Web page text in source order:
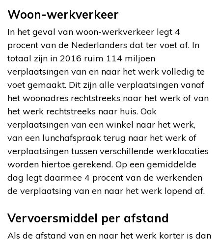
Woon-werkverkeer
In het geval van woon-werkverkeer legt 4
procent van de Nederlanders dat ter voet af. In
totaal zijn in 2016 ruim 114 miljoen
verplaatsingen van en naar het werk volledig te
voet gemaakt. Dit zijn alle verplaatsingen vanaf
het woonadres rechtstreeks naar het werk of van
het werk rechtstreeks naar huis. Ook
verplaatsingen van een winkel naar het werk,
van een lunchafspraak terug naar het werk of
verplaatsingen tussen verschillende werklocaties
worden hiertoe gerekend. Op een gemiddelde
dag legt daarmee 4 procent van de werkenden
de verplaatsing van en naar het werk lopend af.
Vervoersmiddel per afstand
Als de afstand van en naar het werk korter is dan